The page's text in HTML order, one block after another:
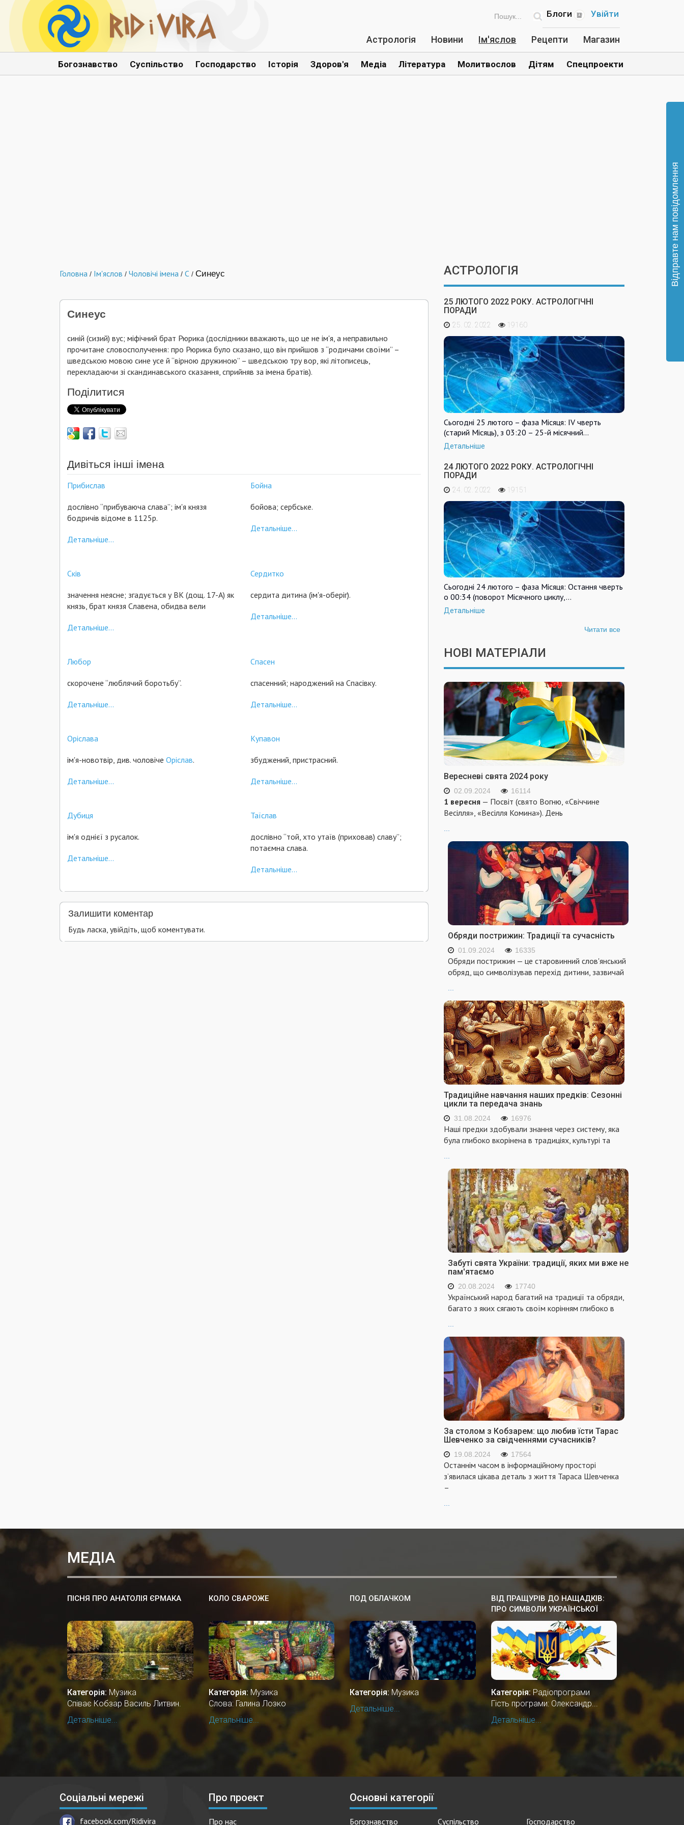
Увійти
Блоги
Астрологія Новини Ім'яслов Рецепти Магазин
Богознавство Суспільство Господарство Історія Здоров'я Медіа Література Молитвослов Дітям Спецпроекти
Головна / Ім'яслов / Чоловічі імена / С / Синеус
Синеус
синій (сизий) вус; міфічний брат Рюрика (дослідники вважають, що це не ім'я, а неправильно
прочитане словосполучення: про Рюрика було сказано, що він прийшов з “родичами своїми” –
шведською мовою сине усе й “вірною дружиною” – шведською тру вор, які літописець,
перекладаючи зі скандинавського сказання, сприйняв за імена братів).
Поділитися
Дивіться інші імена
Прибислав
дослівно “прибуваюча слава”; ім'я князя
бодричів відоме в 1125р.
Детальніше...
Бойна
бойова; сербське.
Детальніше...
Сків
значення неясне; згадується у ВК (дощ. 17-А) як
князь, брат князя Славена, обидва вели
Детальніше...
Сердитко
сердита дитина (ім'я-оберіг).
Детальніше...
Любор
скорочене “люблячий боротьбу”.
Детальніше...
Спасен
спасенний; народжений на Спасівку.
Детальніше...
Оріслава
ім'я-новотвір, див. чоловіче Оріслав.
Детальніше...
Купавон
збуджений, пристрасний.
Детальніше...
Дубиця
ім'я однієї з русалок.
Детальніше...
Таїслав
дослівно “той, хто утаїв (приховав) славу”;
потаємна слава.
Детальніше...
Залишити коментар
Будь ласка, увійдіть, щоб коментувати.
АСТРОЛОГІЯ
25 ЛЮТОГО 2022 РОКУ. АСТРОЛОГІЧНІ
ПОРАДИ
25. 02. 2022 19160
Сьогодні 25 лютого – фаза Місяця: IV чверть
(старий Місяць), з 03:20 – 25-й місячний…
Детальніше
24 ЛЮТОГО 2022 РОКУ. АСТРОЛОГІЧНІ
ПОРАДИ
24. 02. 2022 19151
Сьогодні 24 лютого – фаза Місяця: Остання чверть
о 00:34 (поворот Місячного циклу,…
Детальніше
Читати все
НОВІ МАТЕРІАЛИ
Вересневі свята 2024 року
02.09.2024 16114
1 вересня — Посвіт (свято Вогню, «Свіччине
Весілля», «Весілля Комина»). День
...
Обряди пострижин: Традиції та сучасність
01.09.2024 16335
Обряди пострижин — це старовинний слов'янський
обряд, що символізував перехід дитини, зазвичай
...
Традиційне навчання наших предків: Сезонні
цикли та передача знань
31.08.2024 16976
Наші предки здобували знання через систему, яка
була глибоко вкорінена в традиціях, культурі та
...
Забуті свята України: традиції, яких ми вже не
пам'ятаємо
20.08.2024 17740
Український народ багатий на традиції та обряди,
багато з яких сягають своїм корінням глибоко в
...
За столом з Кобзарем: що любив їсти Тарас
Шевченко за свідченнями сучасників?
19.08.2024 17564
Останнім часом в інформаційному просторі
з’явилася цікава деталь з життя Тараса Шевченка
–
...
МЕДІА
ПІСНЯ ПРО АНАТОЛІЯ ЄРМАКА
Категорія: Музика
Співає Кобзар Василь Литвин.
Детальніше...
КОЛО СВАРОЖЕ
Категорія: Музика
Слова: Галина Лозко
Детальніше...
ПОД ОБЛАЧКОМ
Категорія: Музика
Детальніше...
ВІД ПРАЩУРІВ ДО НАЩАДКІВ:
ПРО СИМВОЛИ УКРАЇНСЬКОЇ
ДЕРЖАВНОСТІ
Категорія: Радіопрограми
Гість програми: Олександр...
Детальніше...
Соціальні мережі
facebook.com/Ridivira
Про проект
Про нас
Основні категорії
Богознавство Суспільство Господарство
Відправте нам повідомлення